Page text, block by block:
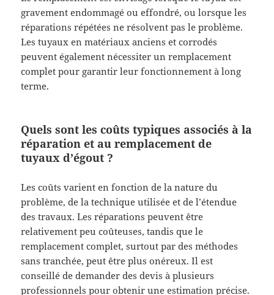
gravement endommagé ou effondré, ou lorsque les
réparations répétées ne résolvent pas le problème.
Les tuyaux en matériaux anciens et corrodés
peuvent également nécessiter un remplacement
complet pour garantir leur fonctionnement à long
terme.
Quels sont les coûts typiques associés à la
réparation et au remplacement de
tuyaux d’égout ?
Les coûts varient en fonction de la nature du
problème, de la technique utilisée et de l’étendue
des travaux. Les réparations peuvent être
relativement peu coûteuses, tandis que le
remplacement complet, surtout par des méthodes
sans tranchée, peut être plus onéreux. Il est
conseillé de demander des devis à plusieurs
professionnels pour obtenir une estimation précise.